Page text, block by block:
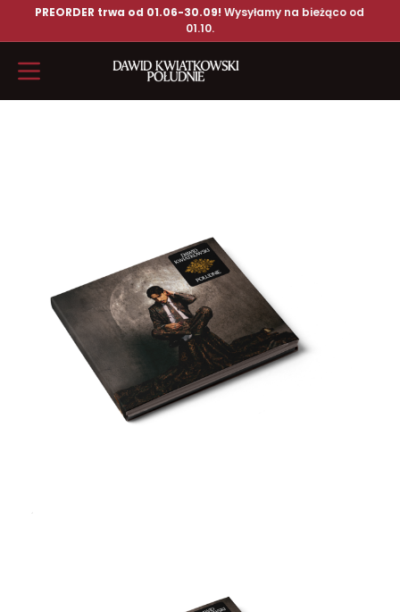
PREORDER trwa od 01.06-30.09! Wysyłamy na bieżąco od
01.10.